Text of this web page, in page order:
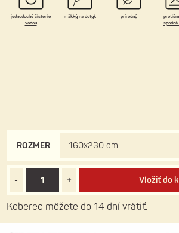
jednoduché čistenie
vodou
mäkký na dotyk prírodný
ROZMER 160x230 cm
- + Vložiť do
Koberec môžete do 14 dní vrátiť.